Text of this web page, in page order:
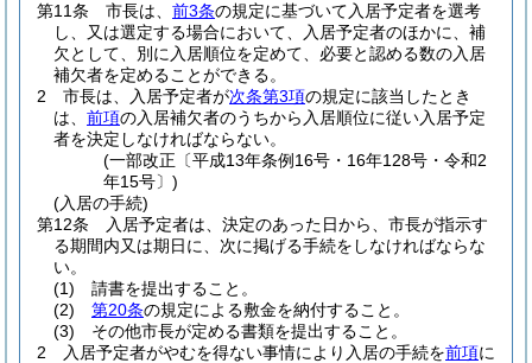
第11条
市長は、 前3条の規定に基づいて入居予定者を選考
し、又は選定する場合において、入居予定者のほかに、補
欠として、別に入居順位を定めて、必要と認める数の入居
補欠者を定めることができる。
2
市長は、入居予定者が次条第3項の規定に該当したとき
は、 前項の入居補欠者のうちから入居順位に従い入居予定
者を決定しなければならない。
(一部改正〔平成13年条例16号・16年128号・令和2
年15号〕)
(入居の手続)
第12条
入居予定者は、決定のあった日から、市長が指示す
る期間内又は期日に、次に掲げる手続をしなければならな
い。
(1)
請書を提出すること。
(2)
第20条の規定による敷金を納付すること。
(3)
その他市長が定める書類を提出すること。
2
入居予定者がやむを得ない事情により入居の手続を前項に